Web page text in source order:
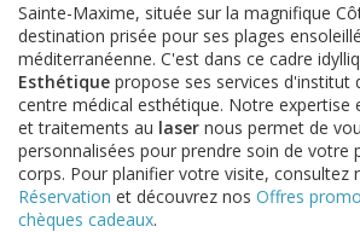
Sainte-Maxime, située sur la magnifique
destination prisée pour ses plages
méditerranéenne. C'est dans ce cadre
Esthétique propose ses services d'institut
centre médical esthétique. Notre expertise
et traitements au laser nous permet de
personnalisées pour prendre soin de votre
corps. Pour planifier votre visite, consultez
Réservation et découvrez nos Offres
chèques cadeaux.